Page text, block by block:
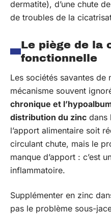
dermatite), d’une chute
de troubles de la
Le piège de la
fonctionnelle
Les sociétés savantes de
mécanisme souvent
chronique et
distribution du zinc dans
l’apport alimentaire soit
circulant chute, mais le
manque d’apport : c’est
inflammatoire.
Supplémenter en zinc
pas le problème sous-